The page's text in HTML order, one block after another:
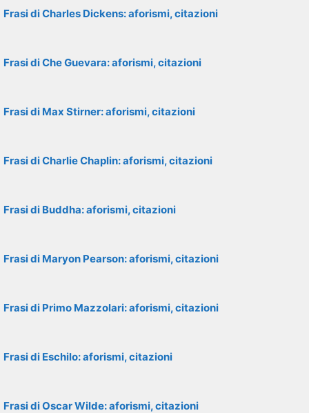
Frasi di Charles Dickens: aforismi, citazioni
Frasi di Che Guevara: aforismi, citazioni
Frasi di Max Stirner: aforismi, citazioni
Frasi di Charlie Chaplin: aforismi, citazioni
Frasi di Buddha: aforismi, citazioni
Frasi di Maryon Pearson: aforismi, citazioni
Frasi di Primo Mazzolari: aforismi, citazioni
Frasi di Eschilo: aforismi, citazioni
Frasi di Oscar Wilde: aforismi, citazioni